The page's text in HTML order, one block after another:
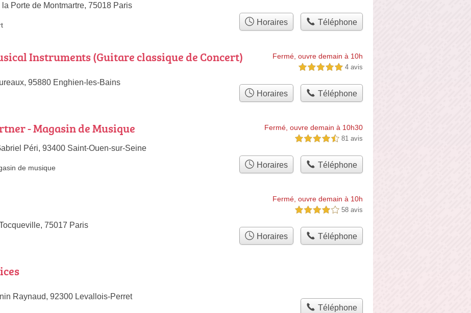
Porte de Montmartre, 75018 Paris
Horaires Téléphone
Instruments (Guitare classique de Concert)
95880 Enghien-les-Bains
Fermé, ouvre demain à 10h
5,0 étoiles sur 5 4 avis
Horaires Téléphone
- Magasin de Musique
Péri, 93400 Saint-Ouen-sur-Seine
Fermé, ouvre demain à 10h30
4,5 étoiles sur 5 81 avis
de musique Horaires Téléphone
75017 Paris
Fermé, ouvre demain à 10h
4,0 étoiles sur 5 58 avis
Horaires Téléphone
Raynaud, 92300 Levallois-Perret
Téléphone